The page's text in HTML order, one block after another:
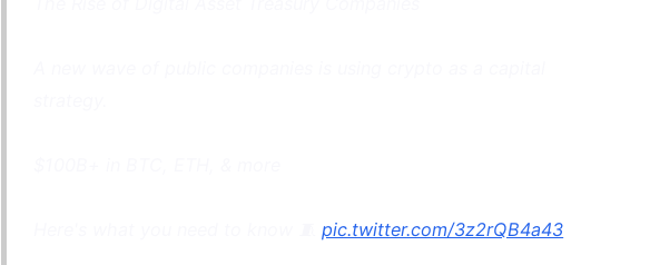
Here's what you need to know 🧵pic.twitter.com/3z2rQB4a43